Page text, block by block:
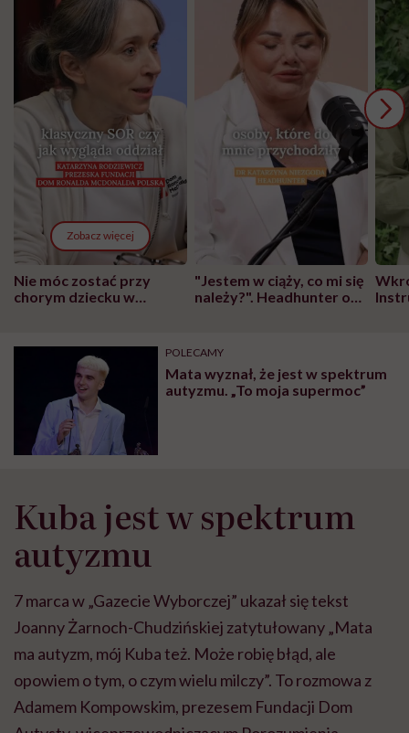
Zobacz więcej
Nie móc zostać przy
chorym dziecku w
może chyba tylko
głupota i brak
wyobraźni"
"Jestem w ciąży, co mi się
należy?". Headhunter o
pracy
POLECAMY
Mata wyznał, że jest w spektrum
autyzmu. „To moja supermoc”
Kuba jest w spektrum
autyzmu
7 marca w „Gazecie Wyborczej” ukazał się tekst
Joanny Żarnoch-Chudzińskiej zatytułowany „Mata
ma autyzm, mój Kuba też. Może robię błąd, ale
opowiem o tym, o czym wielu milczy”. To rozmowa z
Adamem Kompowskim, prezesem Fundacji Dom